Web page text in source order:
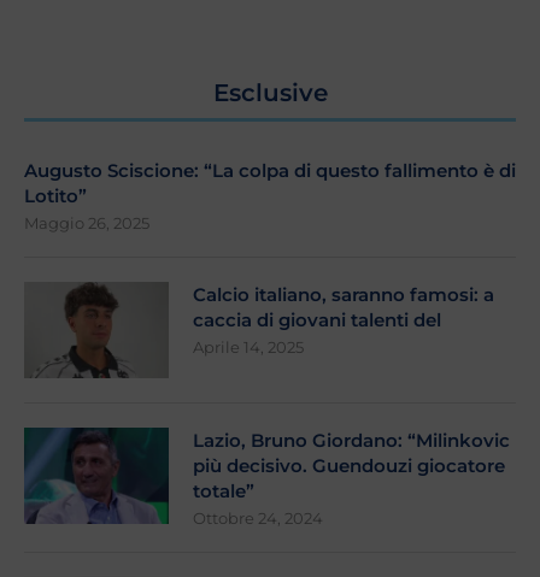
Esclusive
Augusto Sciscione: “La colpa di questo fallimento è di
Lotito”
Maggio 26, 2025
Calcio italiano, saranno famosi: a
caccia di giovani talenti del
Aprile 14, 2025
Lazio, Bruno Giordano: “Milinkovic
più decisivo. Guendouzi giocatore
totale”
Ottobre 24, 2024